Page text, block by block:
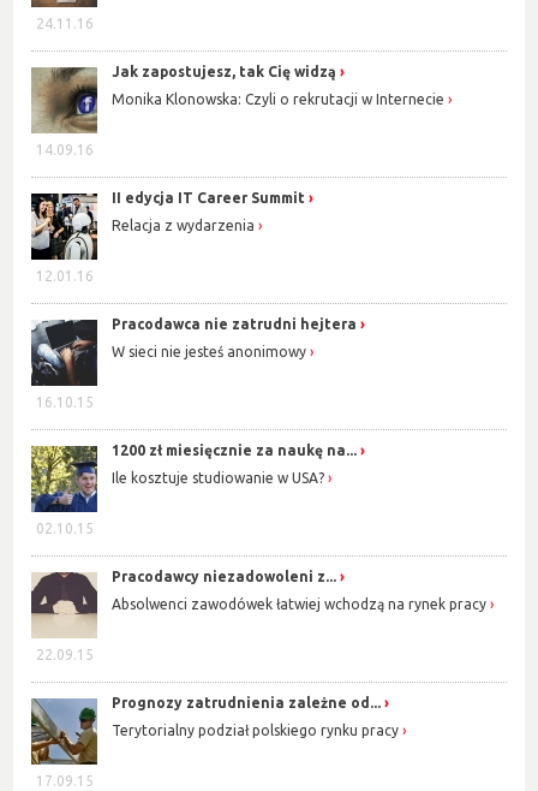
24.11.16
14.09.16
Jak zapostujesz, tak Cię widzą
Monika Klonowska: Czyli o rekrutacji w Internecie
12.01.16
II edycja IT Career Summit
Relacja z wydarzenia
16.10.15
Pracodawca nie zatrudni hejtera
W sieci nie jesteś anonimowy
02.10.15
1200 zł miesięcznie za naukę na...
Ile kosztuje studiowanie w USA?
22.09.15
Pracodawcy niezadowoleni z...
Absolwenci zawodówek łatwiej wchodzą na rynek pracy
17.09.15
Prognozy zatrudnienia zależne od...
Terytorialny podział polskiego rynku pracy